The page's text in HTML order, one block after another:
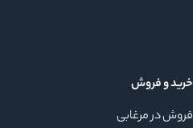
خرید و فروش
فروش در مرغابی